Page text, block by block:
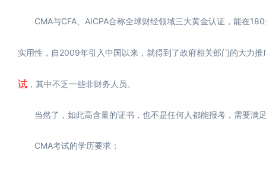
CMA与CFA、AICPA合称全球财经领域三大黄金认证，能在
实用性，自2009年引入中国以来，就得到了政府相关部门的大力
试 ，其中不乏一些非财务人员。
当然了，如此高含量的证书，也不是任何人都能报考，需要满
CMA考试的学历要求：